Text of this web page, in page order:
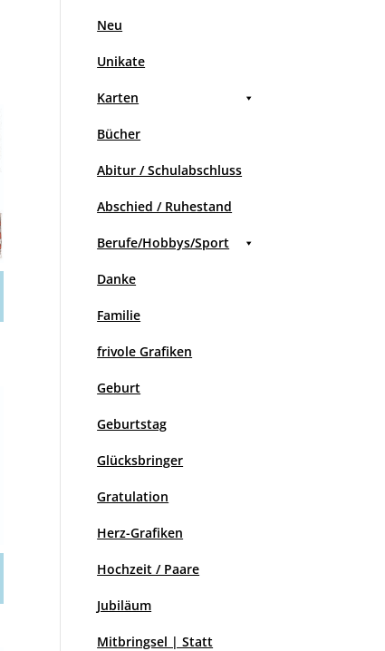
Neu
Unikate
Karten
Bücher
Abitur / Schulabschluss
Abschied / Ruhestand
Berufe/Hobbys/Sport
Danke
Familie
frivole Grafiken
Geburt
Geburtstag
Glücksbringer
Gratulation
Herz-Grafiken
Hochzeit / Paare
Jubiläum
Mitbringsel | Statt